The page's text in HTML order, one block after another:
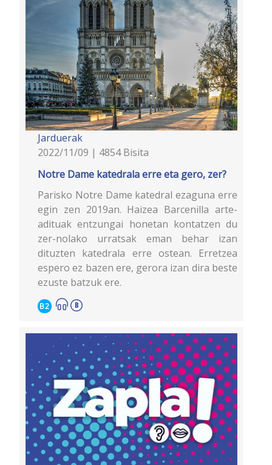
Jarduerak
2022/11/09 | 4854 Bisita
Notre Dame katedrala erre eta gero, zer?
Parisko Notre Dame katedral ezaguna erre
egin zen 2019an. Haizea Barcenilla arte-
adituak entzungai honetan kontatzen du
zer-nolako urratsak eman behar izan
dituzten katedrala erre ostean. Erretzea
espero ez bazen ere, gerora izan dira beste
ezuste batzuk ere.
B2